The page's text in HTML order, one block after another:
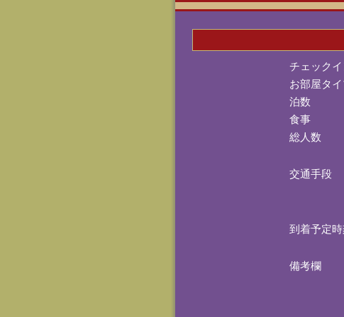
チェックイ
お部屋タ
泊数
食事
総人数
交通手段
到着予定時
備考欄